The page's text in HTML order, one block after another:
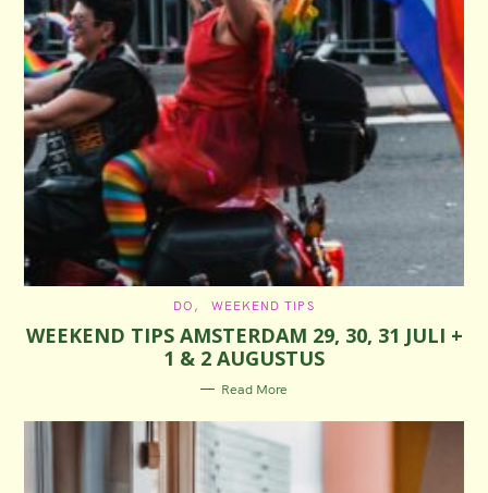
C
T
E
G
O
R
I
DO WEEKEND TIPS
WEEKEND TIPS AMSTERDAM 29, 30, 31 JULI +
1 & 2 AUGUSTUS
Read More